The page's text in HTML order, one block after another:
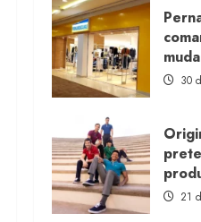
Rosa
lança
franquia
com
estoque
consignado
30
21